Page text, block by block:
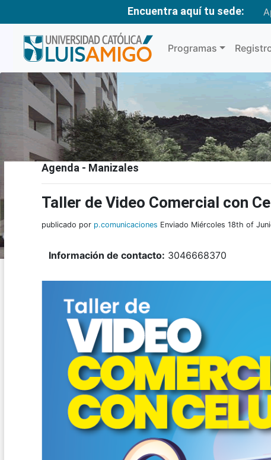
Encuentra aquí tu sede:
Programas
Agenda - Manizales
Taller de Video Comercial con
publicado por p.comunicaciones Enviado Miércoles 18th of
Información de contacto: 3046668370